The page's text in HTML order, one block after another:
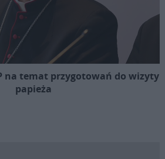
na temat przygotowań do wizyty
papieża